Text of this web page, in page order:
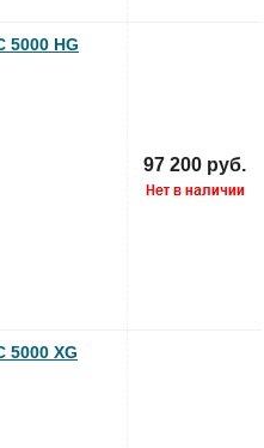
5000 HG
97 200 руб.
5000 XG